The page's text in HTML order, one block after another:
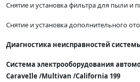
Снятие и установка фильтра для пыли и
Снятие и установка дополнительного
Диагностика неисправностей
Система электрооборудования
СаraveIle /Multivan /California 199